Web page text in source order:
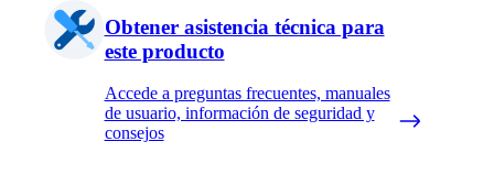
Obtener asistencia técnica para
este producto
Accede a preguntas frecuentes, manuales
de usuario, información de seguridad y
consejos